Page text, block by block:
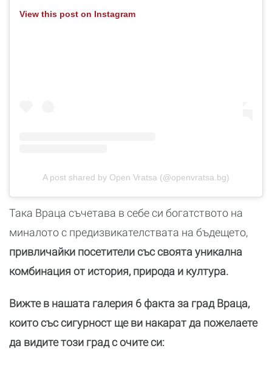
View this post on Instagram
A post shared by Open Vratsa (@openvratsa.bg)
Така Враца съчетава в себе си богатството на
миналото с предизвикателствата на бъдещето,
привличайки посетители със своята уникална
комбинация от история, природа и култура.
Вижте в нашата галерия 6 факта за град Враца,
които със сигурност ще ви накарат да пожелаете
да видите този град с очите си: